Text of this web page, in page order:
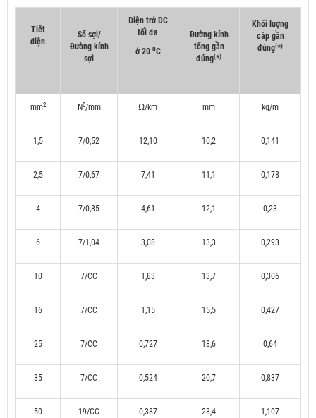
Tiết
diện
Số sợi/
Đường kính
sợi
Điện trở DC
tối đa
ở 20 0C
Đường kính
tổng gần
đúng(*)
Khối lượng
cáp gần
đúng(*)
mm2 N0/mm Ω/km mm kg/m
1,5 7/0,52 12,10 10,2 0,141
2,5 7/0,67 7,41 11,1 0,178
4 7/0,85 4,61 12,1 0,23
6 7/1,04 3,08 13,3 0,293
10 7/CC 1,83 13,7 0,306
16 7/CC 1,15 15,5 0,427
25 7/CC 0,727 18,6 0,64
35 7/CC 0,524 20,7 0,837
50 19/CC 0,387 23,4 1,107